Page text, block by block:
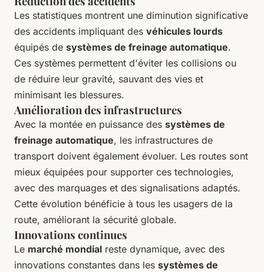
Les statistiques montrent une diminution significative
des accidents impliquant des véhicules lourds
équipés de systèmes de freinage automatique.
Ces systèmes permettent d'éviter les collisions ou
de réduire leur gravité, sauvant des vies et
minimisant les blessures.
Amélioration des infrastructures
Avec la montée en puissance des systèmes de
freinage automatique, les infrastructures de
transport doivent également évoluer. Les routes sont
mieux équipées pour supporter ces technologies,
avec des marquages et des signalisations adaptés.
Cette évolution bénéficie à tous les usagers de la
route, améliorant la sécurité globale.
Innovations continues
Le marché mondial reste dynamique, avec des
innovations constantes dans les systèmes de